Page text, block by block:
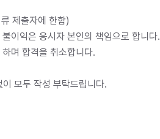
제출자에 한함)
이익은 응시자 본인의 책임으로 합니다.
며 합격을 취소합니다.
모두 작성 부탁드립니다.